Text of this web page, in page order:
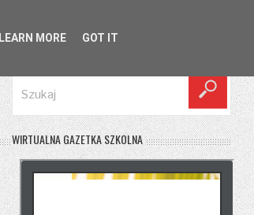
WIRTUALNA GAZETKA SZKOLNA
LEARN MORE GOT IT